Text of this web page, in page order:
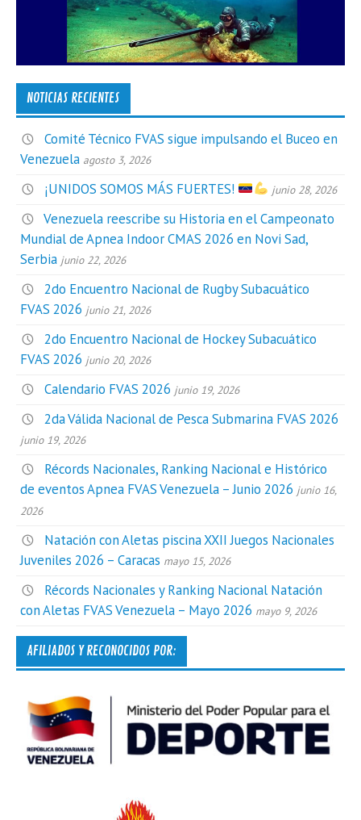
NOTICIAS RECIENTES
Comité Técnico FVAS sigue impulsando el Buceo en
Venezuela agosto 3, 2026
¡UNIDOS SOMOS MÁS FUERTES! junio 28, 2026
Venezuela reescribe su Historia en el Campeonato
Mundial de Apnea Indoor CMAS 2026 en Novi Sad,
Serbia junio 22, 2026
2do Encuentro Nacional de Rugby Subacuático
FVAS 2026 junio 21, 2026
2do Encuentro Nacional de Hockey Subacuático
FVAS 2026 junio 20, 2026
Calendario FVAS 2026 junio 19, 2026
2da Válida Nacional de Pesca Submarina FVAS 2026
junio 19, 2026
Récords Nacionales, Ranking Nacional e Histórico
de eventos Apnea FVAS Venezuela – Junio 2026 junio 16,
2026
Natación con Aletas piscina XXII Juegos Nacionales
Juveniles 2026 – Caracas mayo 15, 2026
Récords Nacionales y Ranking Nacional Natación
con Aletas FVAS Venezuela – Mayo 2026 mayo 9, 2026
AFILIADOS Y RECONOCIDOS POR: